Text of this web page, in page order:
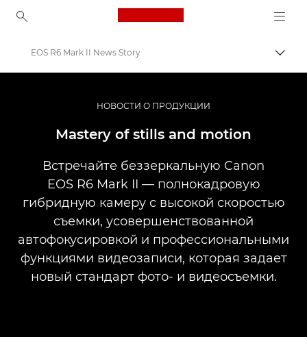
Canon Logo, back to
Профессиональная фото- и видеосъемка
Новости
EOS R6 Mark II News Story
НОВОСТИ О ПРОДУКЦИИ
Mastery of stills and motion
Встречайте беззеркальную Canon
EOS R6 Mark II — полнокадровую
гибридную камеру с высокой скоростью
съемки, усовершенствованной
автофокусировкой и профессиональными
функциями видеозаписи, которая задает
новый стандарт фото- и видеосъемки.